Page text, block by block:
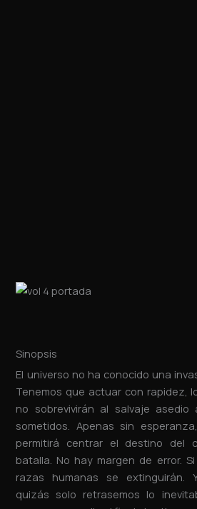
Sinopsis
El universo no ha conocido una
Tenemos que actuar con rapidez,
no sobrevivirán al salvaje
sometidos. Apenas sin
permitirá centrar el destino del
batalla. No hay margen de error.
razas humanas se extinguirán.
quizás solo retrasemos lo